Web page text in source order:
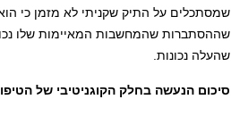
שמסתכלים על התיק שקניתי לא מזמן כי
שההסתברות שהמחשבות המאיימות שלו
שהעלה נכונות.
סיכום הנעשה בחלק הקוגניטיבי של